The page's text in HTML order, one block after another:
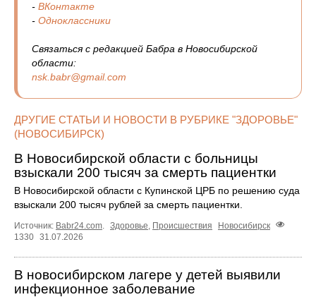
- ВКонтакте
- Одноклассники
Связаться с редакцией Бабра в Новосибирской
области:
nsk.babr@gmail.com
ДРУГИЕ СТАТЬИ И НОВОСТИ В РУБРИКЕ "ЗДОРОВЬЕ"
(НОВОСИБИРСК)
В Новосибирской области с больницы
взыскали 200 тысяч за смерть пациентки
В Новосибирской области с Купинской ЦРБ по решению суда
взыскали 200 тысяч рублей за смерть пациентки.
Источник: Babr24.com Здоровье Происшествия
Новосибирск
1330 31.07.2026
В новосибирском лагере у детей выявили
инфекционное заболевание